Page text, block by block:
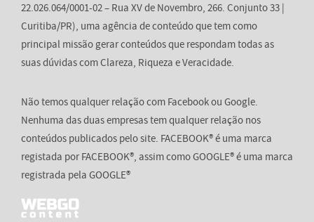
22.026.064/0001-02 – Rua XV de Novembro, 266. Conjunto 33 |
Curitiba/PR), uma agência de conteúdo que tem como
principal missão gerar conteúdos que respondam todas as
suas dúvidas com Clareza, Riqueza e Veracidade.
Não temos qualquer relação com Facebook ou Google.
Nenhuma das duas empresas tem qualquer relação nos
conteúdos publicados pelo site. FACEBOOK® é uma marca
registada por FACEBOOK®, assim como GOOGLE® é uma marca
registrada pela GOOGLE®